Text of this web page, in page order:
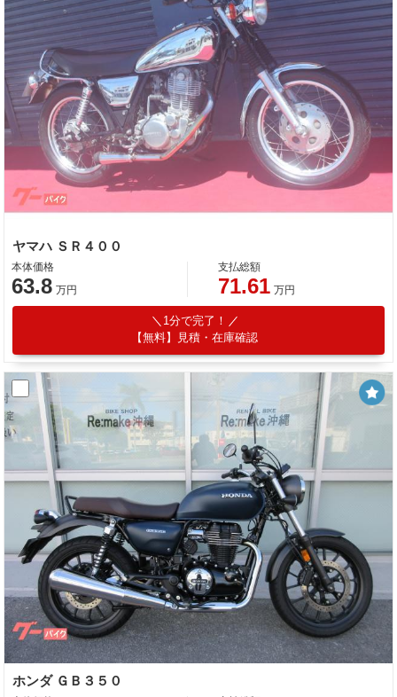
ヤマハ ＳＲ４００
本体価格
63.8 万円
支払総額
71.61 万円
1分で完了！
【無料】見積・在庫確認
ホンダ ＧＢ３５０